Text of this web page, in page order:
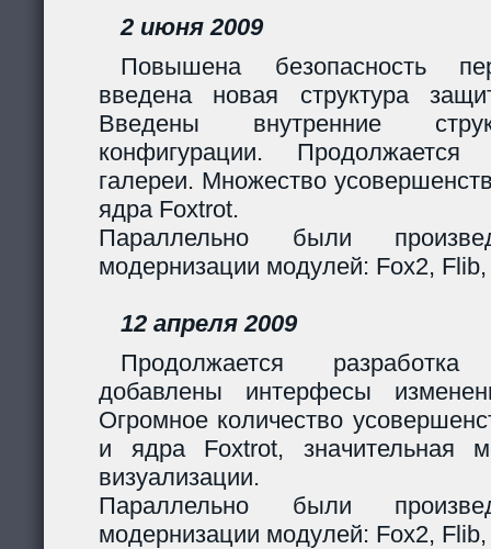
2 июня 2009
Повышена безопасность
введена новая структура
Введены внутренние
конфигурации. Продолжается
галереи. Множество
ядра Foxtrot.
Параллельно были
модернизации модулей: Fox2,
12 апреля 2009
Продолжается
добавлены интерфесы
Огромное количество
и ядра Foxtrot, значительная
визуализации.
Параллельно были
модернизации модулей: Fox2,